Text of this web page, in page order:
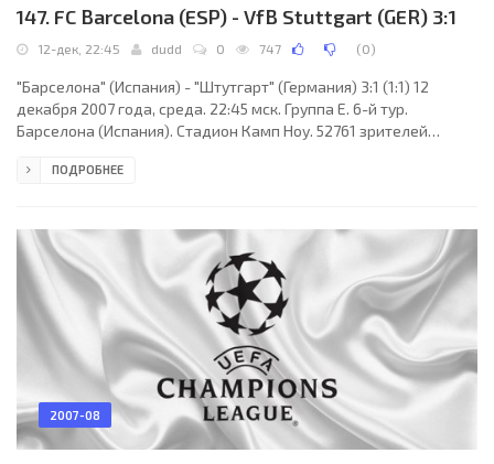
147. FC Barcelona (ESP) - VfB Stuttgart (GER) 3:1
12-дек, 22:45 dudd 0 747 (0)
"Барселона" (Испания) - "Штутгарт" (Германия) 3:1 (1:1) 12
декабря 2007 года, среда. 22:45 мск. Группа E. 6-й тур.
Барселона (Испания). Стадион Камп Ноу. 52761 зрителей
Мер, Франция), Эрик Дансоль, Брюно Фейе (оба - Франция).
Лилиан Тюрам, Силвиньо, Роналдиньо, Хави (Марк Кросас, 70),
Эйдур Гудйонсен (Боян Кркич, 52), Самуэль
ПОДРОБНЕЕ
2007-08